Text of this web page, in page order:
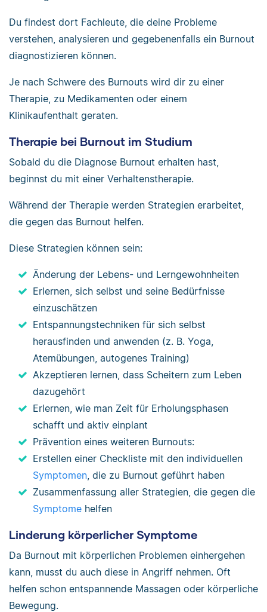
Du findest dort Fachleute, die deine Probleme
verstehen, analysieren und gegebenenfalls ein Burnout
diagnostizieren können.
Je nach Schwere des Burnouts wird dir zu einer
Therapie, zu Medikamenten oder einem
Klinikaufenthalt geraten.
Therapie bei Burnout im Studium
Sobald du die Diagnose Burnout erhalten hast,
beginnst du mit einer Verhaltenstherapie.
Während der Therapie werden Strategien erarbeitet,
die gegen das Burnout helfen.
Diese Strategien können sein:
Änderung der Lebens- und Lerngewohnheiten
Erlernen, sich selbst und seine Bedürfnisse
einzuschätzen
Entspannungstechniken für sich selbst
herausfinden und anwenden (z. B. Yoga,
Atemübungen, autogenes Training)
Akzeptieren lernen, dass Scheitern zum Leben
dazugehört
Erlernen, wie man Zeit für Erholungsphasen
schafft und aktiv einplant
Prävention eines weiteren Burnouts:
Erstellen einer Checkliste mit den individuellen
Symptomen, die zu Burnout geführt haben
Zusammenfassung aller Strategien, die gegen die
Symptome helfen
Linderung körperlicher Symptome
Da Burnout mit körperlichen Problemen einhergehen
kann, musst du auch diese in Angriff nehmen. Oft
helfen schon entspannende Massagen oder körperliche
Bewegung.